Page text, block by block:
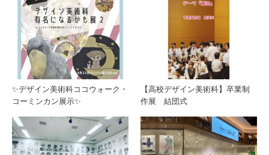
✨デザイン美術科ココウォーク・
コーミンカン展示✨
【高校デザイン美術科】卒業制
作展 結団式